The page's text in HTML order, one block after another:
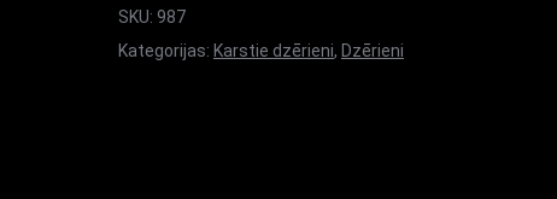
SKU: 987
Kategorijas: Karstie dzērieni, Dzērieni